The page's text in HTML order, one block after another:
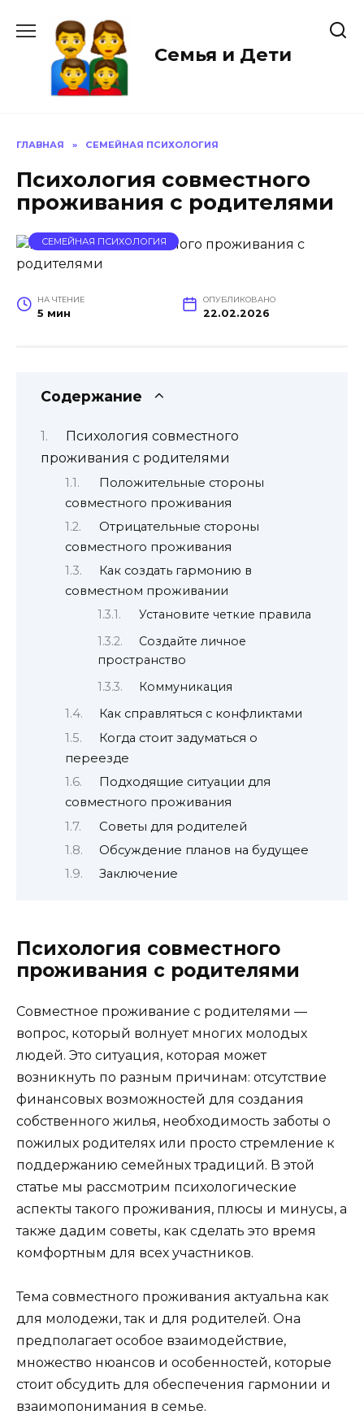
содержанию
Семья и Дети
ГЛАВНАЯ » СЕМЕЙНАЯ ПСИХОЛОГИЯ
Психология совместного
проживания с родителями
СЕМЕЙНАЯ ПСИХОЛОГИЯ
НА ЧТЕНИЕ
5 мин
ОПУБЛИКОВАНО
22.02.2026
Содержание
Психология совместного
проживания с родителями
Положительные стороны
совместного проживания
Отрицательные стороны
совместного проживания
Как создать гармонию в
совместном проживании
Установите четкие правила
Создайте личное
пространство
Коммуникация
Как справляться с конфликтами
Когда стоит задуматься о
переезде
Подходящие ситуации для
совместного проживания
Советы для родителей
Обсуждение планов на будущее
Заключение
Психология совместного
проживания с родителями
Совместное проживание с родителями —
вопрос, который волнует многих молодых
людей. Это ситуация, которая может
возникнуть по разным причинам: отсутствие
финансовых возможностей для создания
собственного жилья, необходимость заботы о
пожилых родителях или просто стремление к
поддержанию семейных традиций. В этой
статье мы рассмотрим психологические
аспекты такого проживания, плюсы и минусы, а
также дадим советы, как сделать это время
комфортным для всех участников.
Тема совместного проживания актуальна как
для молодежи, так и для родителей. Она
предполагает особое взаимодействие,
множество нюансов и особенностей, которые
стоит обсудить для обеспечения гармонии и
взаимопонимания в семье.